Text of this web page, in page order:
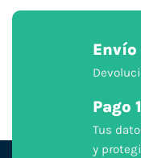
Pago
Tus
y